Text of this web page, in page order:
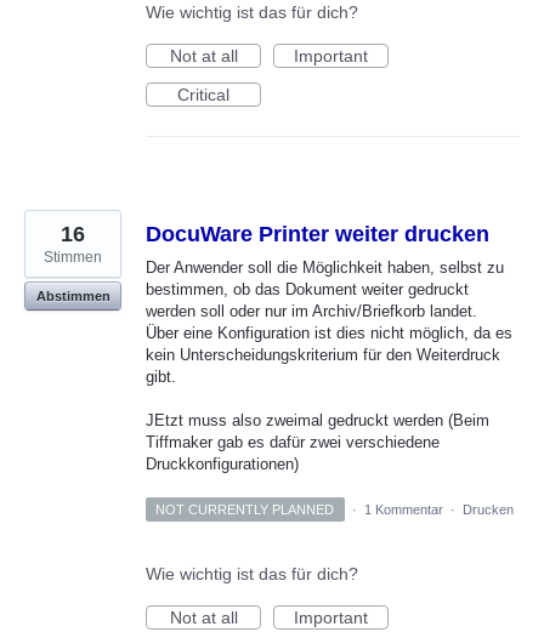
Wie wichtig ist das für dich?
Not at all
Important
Critical
DocuWare Printer weiter drucken
Der Anwender soll die Möglichkeit haben, selbst zu
bestimmen, ob das Dokument weiter gedruckt
werden soll oder nur im Archiv/Briefkorb landet.
Über eine Konfiguration ist dies nicht möglich, da es
kein Unterscheidungskriterium für den Weiterdruck
gibt.
JEtzt muss also zweimal gedruckt werden (Beim
Tiffmaker gab es dafür zwei verschiedene
Druckkonfigurationen)
16
Stimmen
Abstimmen
NOT CURRENTLY PLANNED · 1 Kommentar · Drucken
Wie wichtig ist das für dich?
Not at all
Important